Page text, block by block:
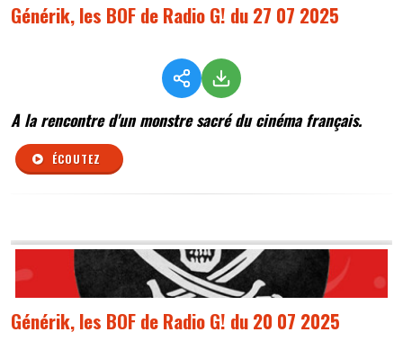
Générik, les BOF de Radio G! du 27 07 2025
A la rencontre d'un monstre sacré du cinéma français.
ÉCOUTEZ
Générik, les BOF de Radio G! du 20 07 2025